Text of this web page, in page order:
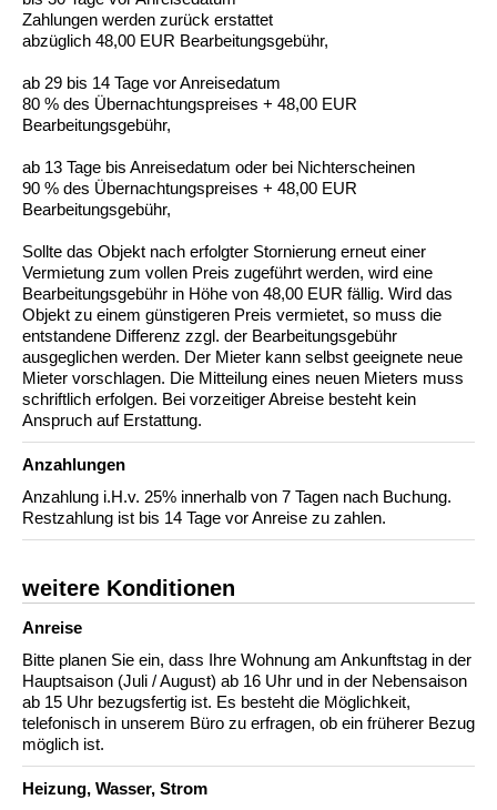
Zahlungen werden zurück erstattet
abzüglich 48,00 EUR Bearbeitungsgebühr,
ab 29 bis 14 Tage vor Anreisedatum
80 % des Übernachtungspreises + 48,00 EUR
Bearbeitungsgebühr,
ab 13 Tage bis Anreisedatum oder bei Nichterscheinen
90 % des Übernachtungspreises + 48,00 EUR
Bearbeitungsgebühr,
Sollte das Objekt nach erfolgter Stornierung erneut einer
Vermietung zum vollen Preis zugeführt werden, wird eine
Bearbeitungsgebühr in Höhe von 48,00 EUR fällig. Wird das
Objekt zu einem günstigeren Preis vermietet, so muss die
entstandene Differenz zzgl. der Bearbeitungsgebühr
ausgeglichen werden. Der Mieter kann selbst geeignete neue
Mieter vorschlagen. Die Mitteilung eines neuen Mieters muss
schriftlich erfolgen. Bei vorzeitiger Abreise besteht kein
Anspruch auf Erstattung.
Anzahlungen
Anzahlung i.H.v. 25% innerhalb von 7 Tagen nach Buchung.
Restzahlung ist bis 14 Tage vor Anreise zu zahlen.
weitere Konditionen
Anreise
Bitte planen Sie ein, dass Ihre Wohnung am Ankunftstag in der
Hauptsaison (Juli / August) ab 16 Uhr und in der Nebensaison
ab 15 Uhr bezugsfertig ist. Es besteht die Möglichkeit,
telefonisch in unserem Büro zu erfragen, ob ein früherer Bezug
möglich ist.
Heizung, Wasser, Strom